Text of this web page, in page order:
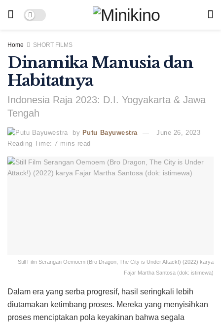
Home SHORT FILMS
Dinamika Manusia dan
Habitatnya
Indonesia Raja 2023: D.I. Yogyakarta & Jawa
Tengah
by Putu Bayuwestra
June 26, 2023
Reading Time: 7 mins read
Still Film Serangan Oemoem (Bro Dragon, The City is Under Attack!) (2022) karya
Fajar Martha Santosa (dok: istimewa)
Dalam era yang serba progresif, hasil seringkali lebih
diutamakan ketimbang proses. Mereka yang menyisihkan
proses menciptakan pola keyakinan bahwa segala